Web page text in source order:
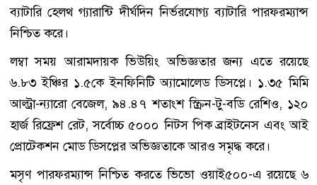
ব্যাটারি হেলথ গ্যারান্টি দীর্ঘদিন নির্ভরযোগ্য ব্যাটারি পারফরম্যান্স
নিশ্চিত করে।
লম্বা সময় আরামদায়ক ভিউয়িং অভিজ্ঞতার জন্য এতে রয়েছে
৬.৮৩ ইঞ্চির ১.৫কে ইনফিনিটি অ্যামোলেড ডিসপ্লে। ১.৩৫ মিমি
আল্ট্রা-ন্যারো বেজেল, ৯৪.৪৭ শতাংশ স্ক্রিন-টু-বডি রেশিও, ১২০
হার্জ রিফ্রেশ রেট, সর্বোচ্চ ৫০০০ নিটস পিক ব্রাইটনেস এবং আই
প্রোটেকশন মোড ডিসপ্লের অভিজ্ঞতাকে আরও সমৃদ্ধ করে।
মসৃণ পারফরম্যান্স নিশ্চিত করতে ভিভো ওয়াই৫০০-এ রয়েছে ৬